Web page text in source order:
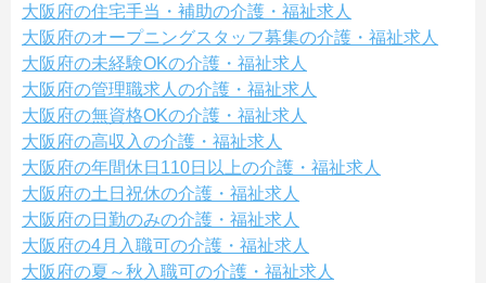
大阪府の住宅手当・補助の介護・福祉求人
大阪府のオープニングスタッフ募集の介護・福祉求人
大阪府の未経験OKの介護・福祉求人
大阪府の管理職求人の介護・福祉求人
大阪府の無資格OKの介護・福祉求人
大阪府の高収入の介護・福祉求人
大阪府の年間休日110日以上の介護・福祉求人
大阪府の土日祝休の介護・福祉求人
大阪府の日勤のみの介護・福祉求人
大阪府の4月入職可の介護・福祉求人
大阪府の夏～秋入職可の介護・福祉求人